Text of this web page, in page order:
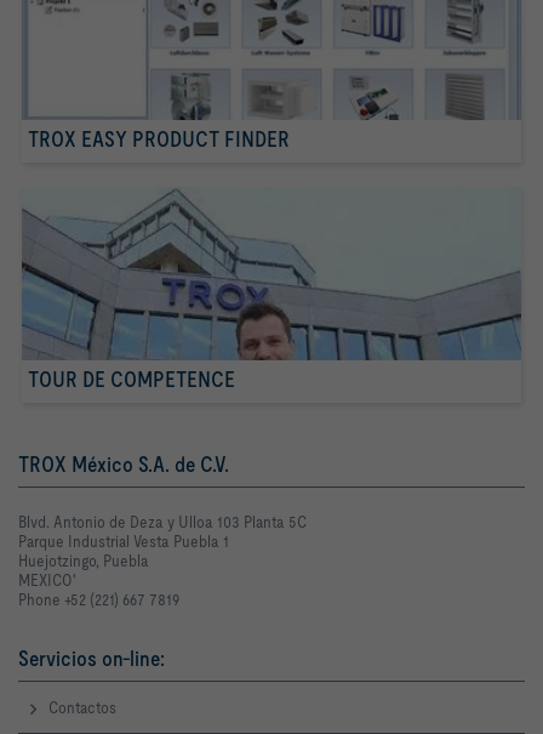
TROX EASY PRODUCT FINDER
TOUR DE COMPETENCE
TROX México S.A. de C.V.
Blvd. Antonio de Deza y Ulloa 103 Planta 5C
Parque Industrial Vesta Puebla 1
Huejotzingo, Puebla
MEXICO'
Phone +52 (221) 667 7819
Servicios on-line:
Contactos